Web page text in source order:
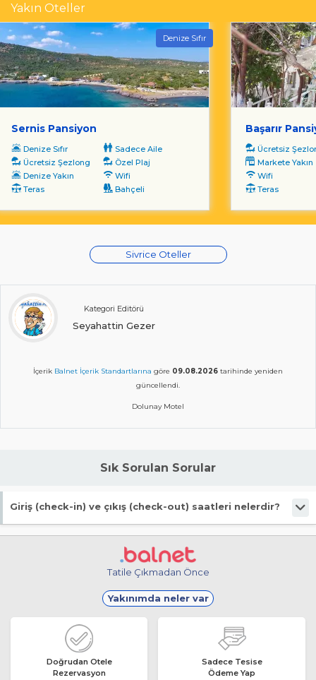
Yakın Oteller
Denize Sıfır
Sernis Pansiyon
Denize Sıfır
Sadece Aile
Ücretsiz Şezlong
Özel Plaj
Denize Yakın
Wifi
Teras
Bahçeli
Başarır
Ücretsiz
Markete Yakın
Wifi
Teras
Sivrice Oteller
Kategori Editörü
Seyahattin Gezer
İçerik Balnet İçerik Standartlarına göre 09.08.2026 tarihinde yeniden
güncellendi.
Dolunay Motel
Sık Sorulan Sorular
Giriş (check-in) ve çıkış (check-out) saatleri nelerdir?
Giriş en erken 14:00, çıkış en geç 11:00 saatindedir.
Tatile Çıkmadan Önce
Yakınımda neler var
Doğrudan Otele
Rezervasyon
Sadece Tesise
Ödeme Yap